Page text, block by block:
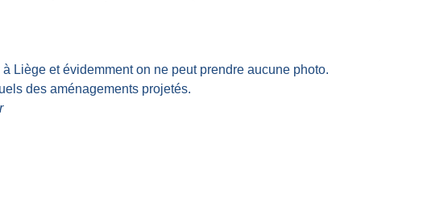
Liège et évidemment on ne peut prendre aucune photo.
des aménagements projetés.